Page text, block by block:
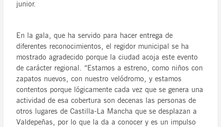
junior.
En la gala, que ha servido para hacer entrega de
diferentes reconocimientos, el regidor municipal se ha
mostrado agradecido porque la ciudad acoja este evento
de carácter regional. “Estamos a estreno, como niños con
zapatos nuevos, con nuestro velódromo, y estamos
contentos porque lógicamente cada vez que se genera una
actividad de esa cobertura son decenas las personas de
otros lugares de Castilla-La Mancha que se desplazan a
Valdepeñas, por lo que la da a conocer y es un impulso